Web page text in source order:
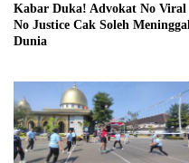
Kabar Duka! Advokat No Viral
No Justice Cak Soleh Meninggal
Dunia